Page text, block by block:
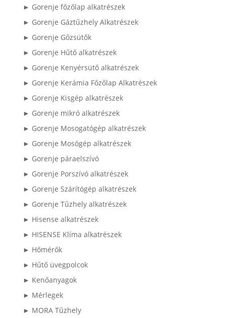
► Gorenje főzőlap alkatrészek
► Gorenje Gáztűzhely Alkatrészek
► Gorenje Gőzsütők
► Gorenje Hűtő alkatrészek
► Gorenje Kenyérsütő alkatrészek
► Gorenje Kerámia Főzőlap Alkatrészek
► Gorenje Kisgép alkatrészek
► Gorenje mikró alkatrészek
► Gorenje Mosogatógép alkatrészek
► Gorenje Mosógép alkatrészek
► Gorenje páraelszívó
► Gorenje Porszívó alkatrészek
► Gorenje Szárítógép alkatrészek
► Gorenje Tűzhely alkatrészek
► Hisense alkatrészek
► HISENSE Klíma alkatrészek
► Hőmérők
► Hűtő üvegpolcok
► Kenőanyagok
► Mérlegek
► MORA Tűzhely